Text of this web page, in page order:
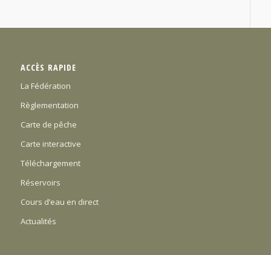
ACCÈS RAPIDE
La Fédération
Règlementation
Carte de pêche
Carte interactive
Téléchargement
Réservoirs
Cours d’eau en direct
Actualités